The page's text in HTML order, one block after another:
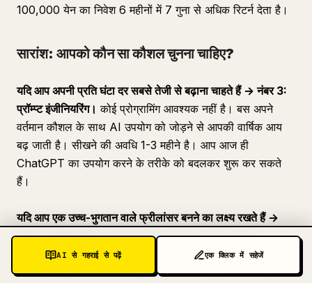
100,000 येन का निवेश 6 महीनों में 7 गुना से अधिक रिटर्न देता है।
सारांश: आपको कौन सा कौशल चुनना चाहिए?
यदि आप अपनी प्रति घंटा दर सबसे तेजी से बढ़ाना चाहते हैं → नंबर 3:
प्रॉम्प्ट इंजीनियरिंग। कोई प्रोग्रामिंग आवश्यक नहीं है। बस अपने
वर्तमान कौशल के साथ AI उपयोग को जोड़ने से आपकी वार्षिक आय
बढ़ जाती है। सीखने की अवधि 1-3 महीने है। आप आज ही
ChatGPT का उपयोग करने के तरीके को बदलकर शुरू कर सकते
हैं।
यदि आप एक उच्च-भुगतान वाले फ्रीलांसर बनने का लक्ष्य रखते हैं →
नंबर 1: साइबर सुरक्षा।नौकरी के लिए आवेदन अनुपात 42.6।
प्रमाणन प्राप्त करना करियर बदलने का प्रवेश बिंदु है। गैर-इंजीनियर
भी परामर्श क्षेत्र में प्रति माह 900,000 येन से अधिक कमा सकते हैं।
AI से गहराई से पढ़ें एक क्लिक में सहेजें